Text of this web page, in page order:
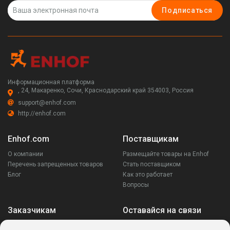
Подписаться
Информационная платформа
, 24, Макаренко, Сочи, Краснодарский край 354003, Россия
support@enhof.com
http://enhof.com
Enhof.com
О компании
Перечень запрещенных товаров
Блог
Поставщикам
Размещайте товары на Enhof
Стать поставщиком
Как это работает
Вопросы
Заказчикам Оставайся на связи